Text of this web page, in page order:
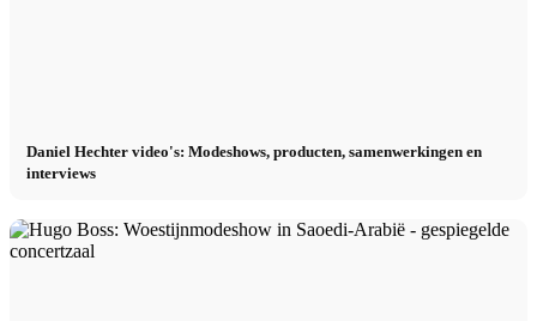
Daniel Hechter video's: Modeshows, producten, samenwerkingen en
interviews